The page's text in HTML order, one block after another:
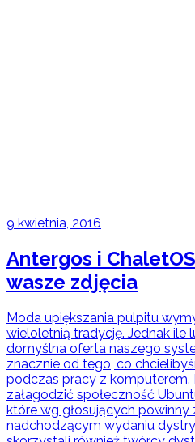
9 kwietnia, 2016
Antergos i
wasze zdjęcia
Moda upiększania pulpitu
wieloletnią tradycję. Jednak ile
domyślna oferta naszego
znacznie od tego, co
podczas pracy z komputerem.
załagodzić społeczność
które wg głosujących powinny
nadchodzącym wydaniu